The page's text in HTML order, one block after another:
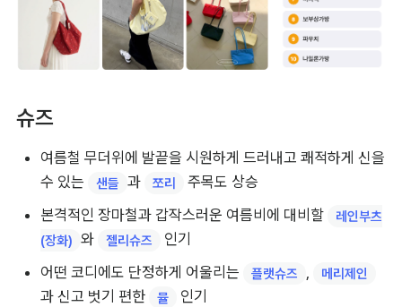
슈즈
여름철 무더위에 발끝을 시원하게 드러내고 쾌적하게 신을
수 있는
샌들 과 쪼리
주목도 상승
본격적인 장마철과 갑작스러운 여름비에 대비할
레인부츠
(장화) 와 젤리슈즈
인기
어떤 코디에도 단정하게 어울리는
플랫슈즈 , 메리제인
과 신고 벗기 편한 뮬 인기